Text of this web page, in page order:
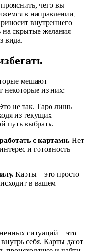
чего вы
в направлении,
внутреннего
на скрытые желания
вида.
мешают
некоторые из них:
не так. Таро лишь
из текущих
путь выбрать.
с картами. Нет
и готовность
Карты – это просто
в вашем
ситуаций – это
себя. Карты дают